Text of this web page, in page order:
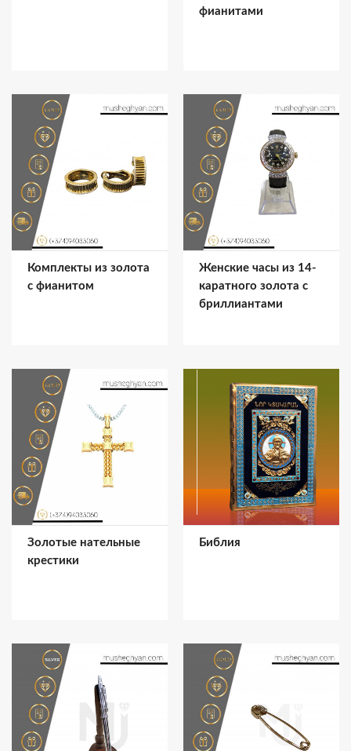
фианитами
Комплекты из золота
с фианитом
Женские часы из 14-
каратного золота с
бриллиантами
Золотые нательные
крестики
Библия